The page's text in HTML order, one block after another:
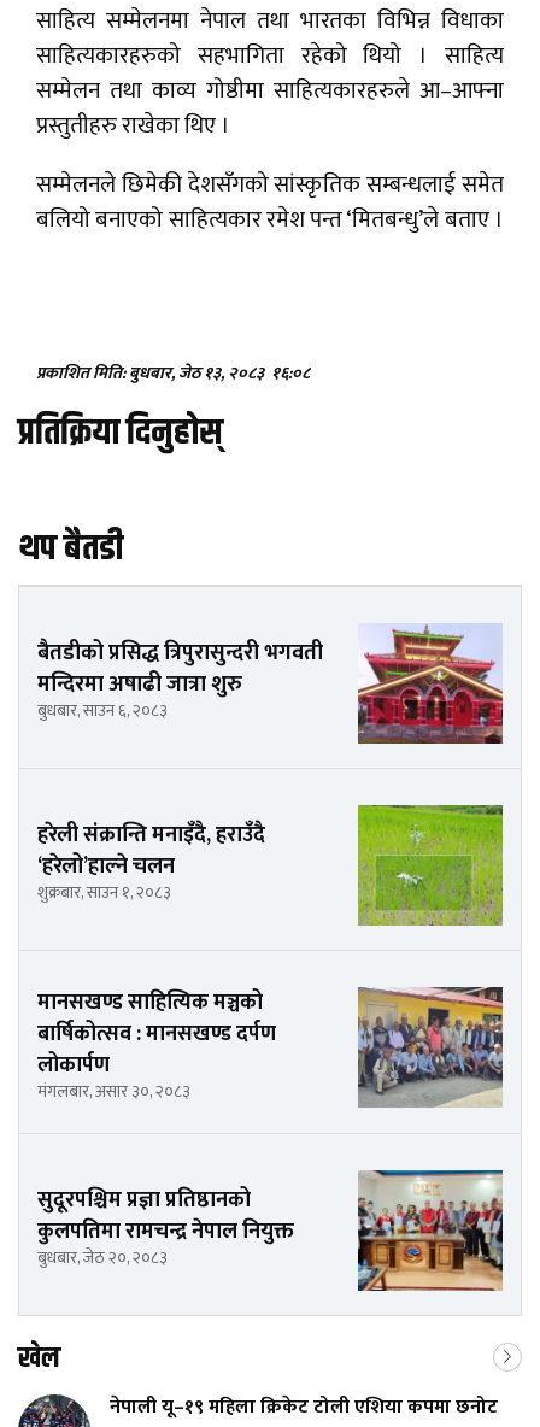
साहित्य सम्मेलनमा नेपाल तथा भारतका विभिन्न विधाका
साहित्यकारहरुको सहभागिता रहेको थियो । साहित्य
सम्मेलन तथा काव्य गोष्ठीमा साहित्यकारहरुले आ–आफ्ना
प्रस्तुतीहरु राखेका थिए ।
सम्मेलनले छिमेकी देशसँगको सांस्कृतिक सम्बन्धलाई समेत
बलियो बनाएको साहित्यकार रमेश पन्त ‘मितबन्धु’ले बताए ।
प्रकाशित मिति: बुधबार, जेठ १३, २०८३ १६:०८
प्रतिक्रिया दिनुहोस्
थप बैतडी
बैतडीको प्रसिद्ध त्रिपुरासुन्दरी भगवती
मन्दिरमा अषाढी जात्रा शुरु
बुधबार, साउन ६, २०८३
हरेली संक्रान्ति मनाइँदै, हराउँदै
‘हरेलो’हाल्ने चलन
शुक्रबार, साउन १, २०८३
मानसखण्ड साहित्यिक मञ्चको
बार्षिकोत्सव : मानसखण्ड दर्पण
लोकार्पण
मंगलबार, असार ३०, २०८३
सुदूरपश्चिम प्रज्ञा प्रतिष्ठानको
कुलपतिमा रामचन्द्र नेपाल नियुक्त
बुधबार, जेठ २०, २०८३
खेल
नेपाली यू–१९ महिला क्रिकेट टोली एशिया कपमा छनोट